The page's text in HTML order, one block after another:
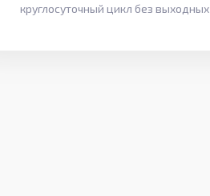
круглосуточный цикл без выходных